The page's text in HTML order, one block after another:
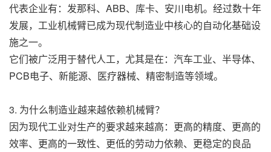
代表企业有：发那科、ABB、库卡、安川电机。经过数十年
发展，工业机械臂已成为现代制造业中核心的自动化基础设
施之一。
它们被广泛用于替代人工，尤其是在：汽车工业、半导体、
PCB电子、新能源、医疗器械、精密制造等领域。
3. 为什么制造业越来越依赖机械臂？
因为现代工业对生产的要求越来越高：更高的精度、更高的
效率、更高的一致性、更低的劳动力依赖、更稳定的良品